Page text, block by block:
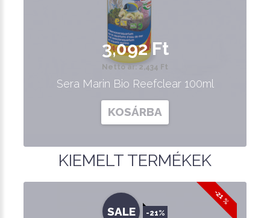
3,092 Ft
Nettó ár: 2,434 Ft
Sera Marin Bio Reefclear 100ml
KOSÁRBA
KIEMELT TERMÉKEK
-21 %
SALE -21%